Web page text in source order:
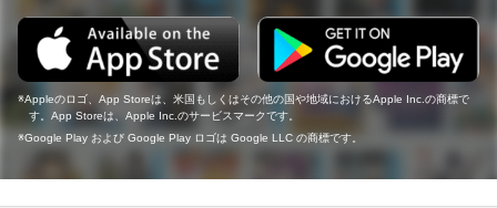
Appleのロゴ、App Storeは、米国もしくはその他の国や地域におけるApple Inc.の商標で
す。App Storeは、Apple Inc.のサービスマークです。
Google Play および Google Play ロゴは Google LLC の商標です。